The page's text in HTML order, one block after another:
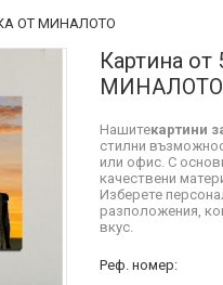
ОТ МИНАЛОТО
Картина
МИНАЛОТО
Нашитекартини
стилни
или офис. С
качествени
Изберете
разположения,
вкус.
Реф. номер: